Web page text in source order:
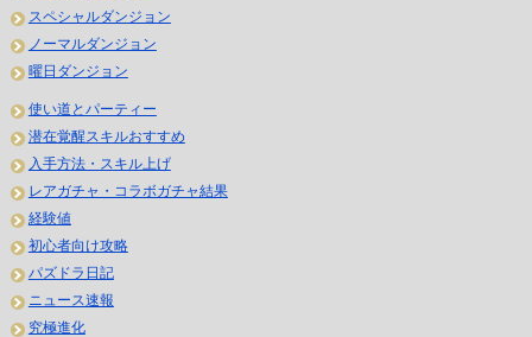
スペシャルダンジョン
ノーマルダンジョン
曜日ダンジョン
使い道とパーティー
潜在覚醒スキルおすすめ
入手方法・スキル上げ
レアガチャ・コラボガチャ結果
経験値
初心者向け攻略
パズドラ日記
ニュース速報
究極進化